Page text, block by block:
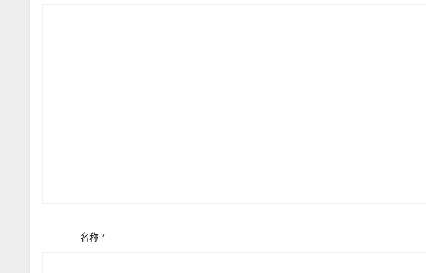
名称 *